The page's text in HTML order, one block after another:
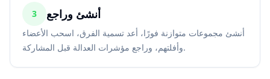
3 أنشئ وراجع
أنشئ مجموعات متوازنة فورًا، أعد تسمية الفرق، اسحب الأعضاء
وأفلتهم، وراجع مؤشرات العدالة قبل المشاركة.